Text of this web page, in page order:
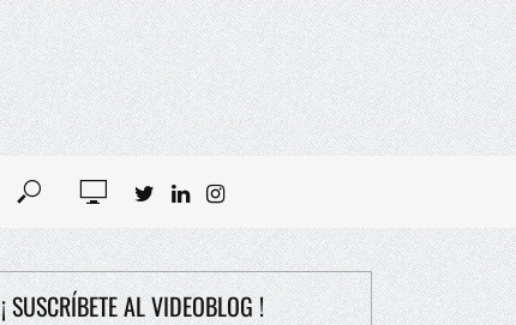
¡ SUSCRÍBETE AL VIDEOBLOG !